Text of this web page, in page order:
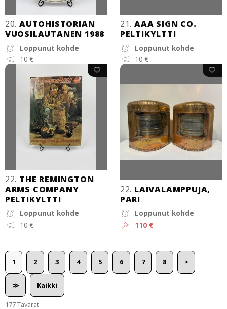
20. AUTOHISTORIAN
VUOSILAUTANEN 1988
Loppunut kohde
10 €
21. AAA SIGN CO.
PELTIKYLTTI
Loppunut kohde
10 €
22. THE REMINGTON
ARMS COMPANY
PELTIKYLTTI
Loppunut kohde
10 €
22. LAIVALAMPPUJA,
PARI
Loppunut kohde
110 €
1 2 3 4 5 6 7 8 >
≫ Kaikki
177 Tavarat